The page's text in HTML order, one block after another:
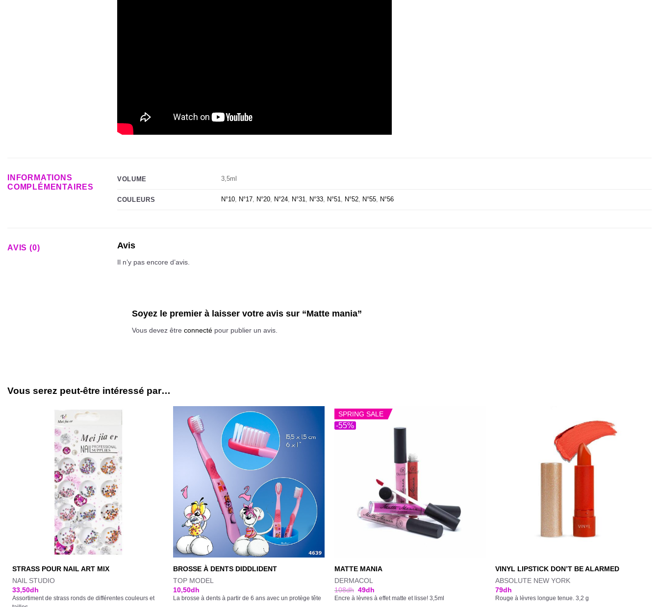
INFORMATIONS
COMPLÉMENTAIRES
VOLUME 3,5ml
COULEURS N°10, N°17, N°20, N°24, N°31, N°33, N°51, N°52, N°55, N°56
AVIS (0) Avis
Il n’y pas encore d’avis.
Soyez le premier à laisser votre avis sur “Matte mania”
Vous devez être connecté pour publier un avis.
Vous serez peut-être intéressé par…
STRASS POUR NAIL ART MIX
NAIL STUDIO
33,50dh
Assortiment de strass ronds de différentes couleurs et
BROSSE À DENTS DIDDLIDENT
TOP MODEL
10,50dh
La brosse à dents à partir de 6 ans avec un protège tête
-55%
SPRING SALE
MATTE MANIA
DERMACOL
108dh 49dh
Encre à lèvres à effet matte et lisse! 3,5ml
VINYL LIPSTICK DON’T BE ALARMED
ABSOLUTE NEW YORK
79dh
Rouge à lèvres longue tenue. 3,2 g